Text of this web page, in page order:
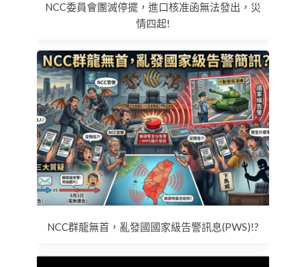
NCC委員會團滅停擺，進口核准函無法發出，災
情四起!
NCC群龍無首，亂發國國家級告警訊息(PWS)!?